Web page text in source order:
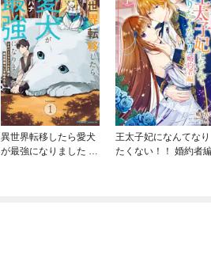
異世界転移したら愛犬
が最強になりました ～
王太子妃になんてなり
たくない！！ 婚約者